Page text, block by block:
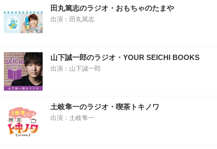
田丸篤志のラジオ・おもちゃのたまや
出演：田丸篤志
山下誠一郎のラジオ・YOUR SEICHI BOOKS
出演：山下誠一郎
土岐隼一のラジオ・喫茶トキノワ
出演：土岐隼一